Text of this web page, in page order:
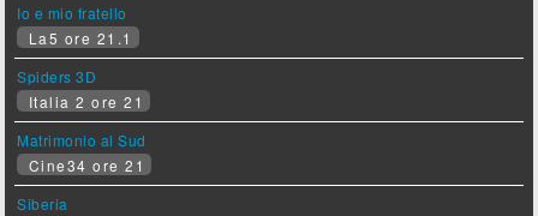
Io e mio fratello
La5 ore 21.1
Spiders 3D
Italia 2 ore 21
Matrimonio al Sud
Cine34 ore 21
Siberia